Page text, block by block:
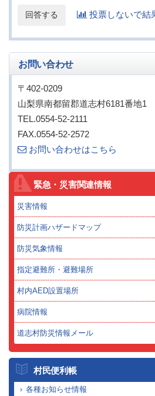
投票しないで結
お問い合わせ
〒402-0209
山梨県南都留郡道志村6181番地1
TEL.0554-52-2111
FAX.0554-52-2572
お問い合わせはこちら
緊急・災害関連情報
災害情報
防災計画ハザードマップ
防災気象情報
指定避難所・避難場所
村内AED設置場所
病院情報
道志村防災情報メール
村民便利帳
各種お知らせ情報